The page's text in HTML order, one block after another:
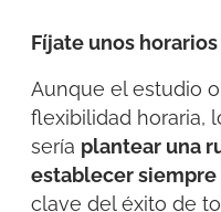
Fíjate unos
Aunque el estudio
flexibilidad horaria,
sería plantear una
establecer
clave del éxito de